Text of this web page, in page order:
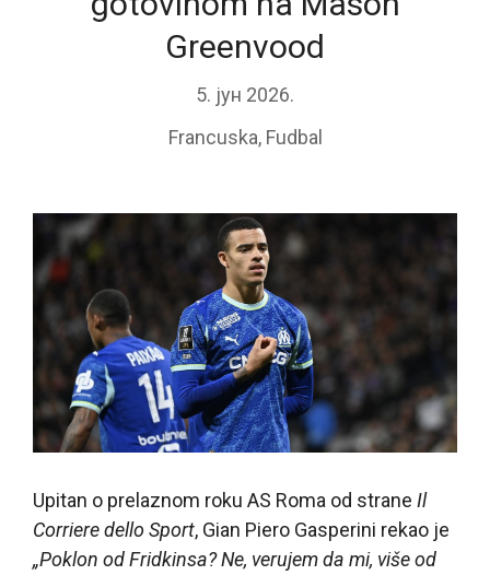
Greenvood
5. јун 2026.
Francuska, Fudbal
Upitan o prelaznom roku AS Roma od strane Il
Corriere dello Sport, Gian Piero Gasperini rekao je
„Poklon od Fridkinsa? Ne, verujem da mi, više od